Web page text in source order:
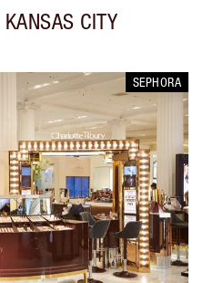
KANSAS CITY
SEPHORA